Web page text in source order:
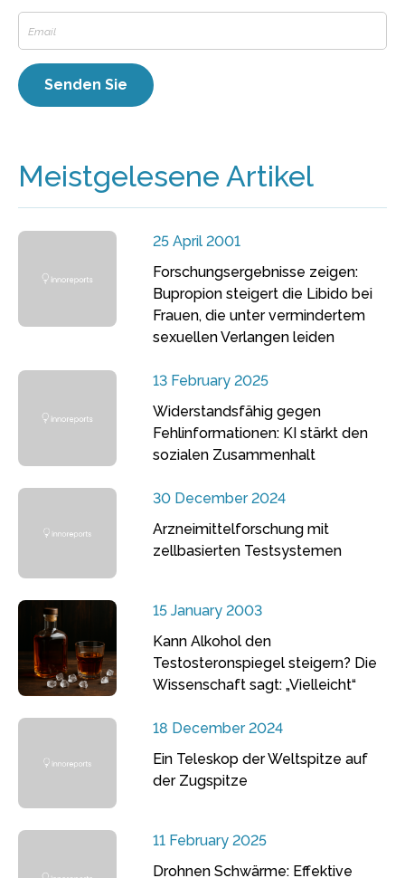
Meistgelesene Artikel
25 April 2001
Forschungsergebnisse zeigen:
Bupropion steigert die Libido bei
Frauen, die unter vermindertem
sexuellen Verlangen leiden
13 February 2025
Widerstandsfähig gegen
Fehlinformationen: KI stärkt den
sozialen Zusammenhalt
30 December 2024
Arzneimittelforschung mit
zellbasierten Testsystemen
15 January 2003
Kann Alkohol den
Testosteronspiegel steigern? Die
Wissenschaft sagt: „Vielleicht“
18 December 2024
Ein Teleskop der Weltspitze auf
der Zugspitze
11 February 2025
Drohnen Schwärme: Effektive